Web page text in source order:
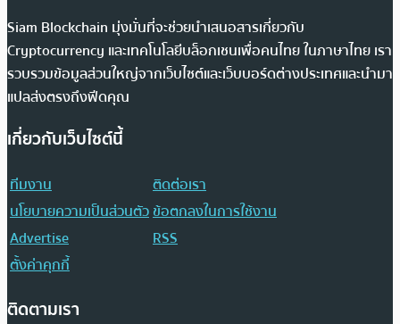
Siam Blockchain มุ่งมั่นที่จะช่วยนำเสนอสารเกี่ยวกับ
Cryptocurrency และเทคโนโลยีบล็อกเชนเพื่อคนไทย ในภาษาไทย เรา
รวบรวมข้อมูลส่วนใหญ่จากเว็บไซต์และเว็บบอร์ดต่างประเทศและนำมา
แปลส่งตรงถึงฟีดคุณ
เกี่ยวกับเว็บไซต์นี้
ทีมงาน
ติดต่อเรา
นโยบายความเป็นส่วนตัวข้อตกลงในการใช้งาน
Advertise
RSS
ตั้งค่าคุกกี้
ติดตามเรา